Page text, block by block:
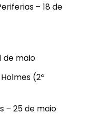
– 18 de
de maio
(2ª
– 25 de maio